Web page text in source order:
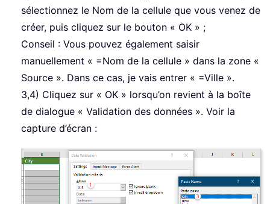
sélectionnez le Nom de la cellule que vous venez de
créer, puis cliquez sur le bouton « OK » ;
Conseil : Vous pouvez également saisir
manuellement « =Nom de la cellule » dans la zone «
Source ». Dans ce cas, je vais entrer « =Ville ».
3,4) Cliquez sur « OK » lorsqu’on revient à la boîte
de dialogue « Validation des données ». Voir la
capture d’écran :